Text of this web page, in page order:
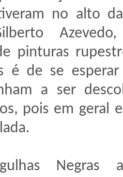
no alto
pinturas
é de se
a ser
pois em geral
Negras